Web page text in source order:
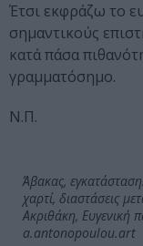
Έτσι εκφράζω το
σημαντικούς
κατά πάσα
γραμματόσημο.
Ν.Π.
Άβακας,
χαρτί, διαστάσεις
Ακριθάκη, Ευγενική
a.antonopoulou.art